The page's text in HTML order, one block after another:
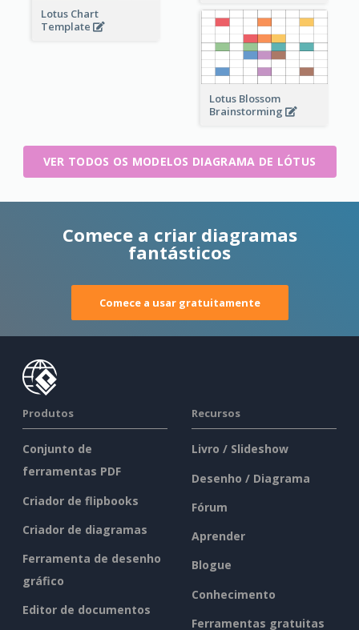
Lotus Chart
Template
Lotus Blossom
Brainstorming
VER TODOS OS MODELOS DIAGRAMA DE LÓTUS
Comece a criar diagramas
fantásticos
Comece a usar gratuitamente
Produtos
Conjunto de
ferramentas PDF
Criador de flipbooks
Criador de diagramas
Ferramenta de desenho
gráfico
Editor de documentos
Recursos
Livro / Slideshow
Desenho / Diagrama
Fórum
Aprender
Blogue
Conhecimento
Ferramentas gratuitas